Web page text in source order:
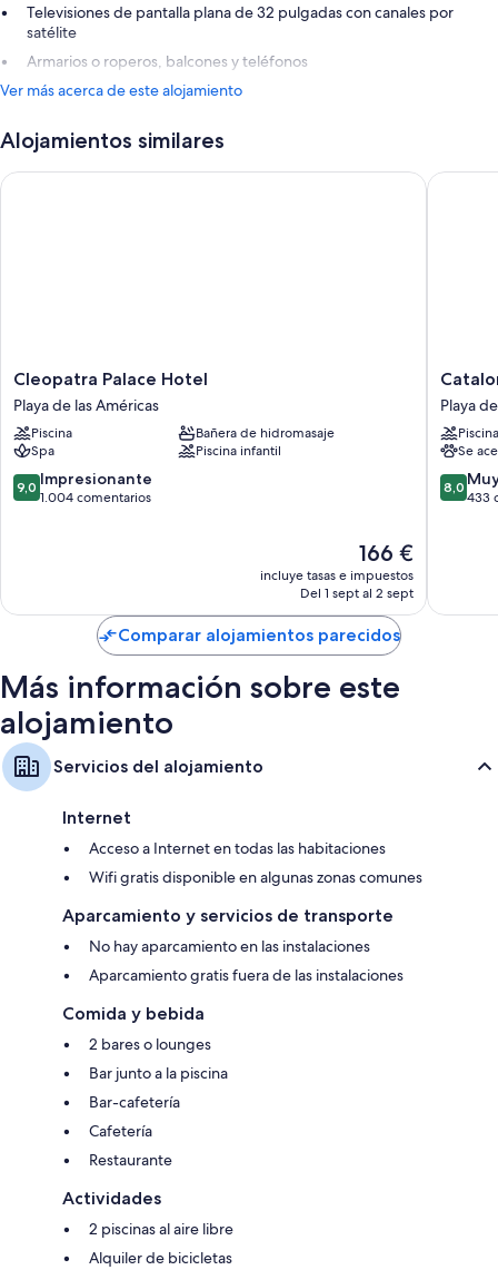
Televisiones de pantalla plana de 32 pulgadas con canales por
satélite
Armarios o roperos, balcones y teléfonos
Ver más acerca de este alojamiento
Alojamientos similares
Cleopatra
Palace
Hotel
Playa
de
las
Américas
Cleopatra Palace Hotel
Playa de las Américas
Piscina
Bañera de hidromasaje
Spa
Piscina infantil
9.0
sobre
9,0 Impresionante
1.004 comentarios
El
precio
actual
de
166 €
166 €
incluye tasas e impuestos
Del 1 sept al 2 sept
Cleopatra Palace Hotel
Oro
Negro
Playa
de
las
Playa
Piscina
Se
8.0
sobre
8,0
433
Comparar alojamientos parecidos
Más información sobre este
alojamiento
Servicios del alojamiento
Internet
Acceso a Internet en todas las habitaciones
Wifi gratis disponible en algunas zonas comunes
Aparcamiento y servicios de transporte
No hay aparcamiento en las instalaciones
Aparcamiento gratis fuera de las instalaciones
Comida y bebida
2 bares o lounges
Bar junto a la piscina
Bar-cafetería
Cafetería
Restaurante
Actividades
2 piscinas al aire libre
Alquiler de bicicletas